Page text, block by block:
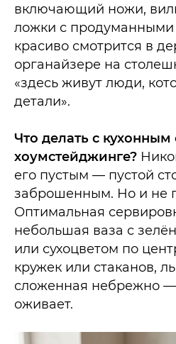
включающий ножи,
ложки с
красиво смотрится в
органайзере на
«здесь живут люди,
детали».​
Что делать с
хоумстейджинге?
его пустым — пустой
заброшенным. Но и не
Оптимальная
небольшая ваза с
или сухоцветом по
кружек или стаканов,
сложенная небрежно —
оживает.